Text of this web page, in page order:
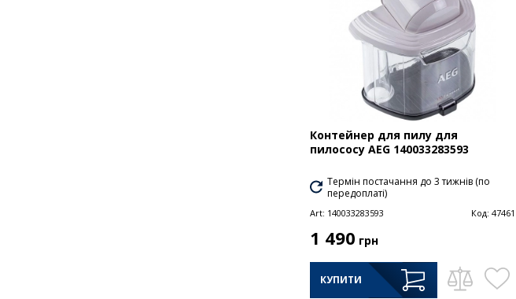
Контейнер для пилу для
пилососу AEG 140033283593
Термін постачання до 3 тижнів (по
передоплаті)
Art: 140033283593 Код: 47461
1 490 грн
КУПИТИ